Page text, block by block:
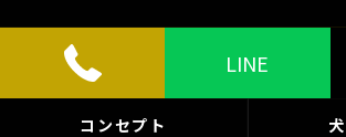
LINE
コンセプト